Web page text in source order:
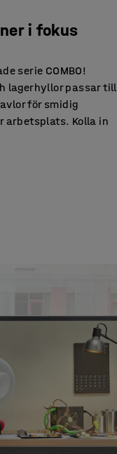
i fokus
serie COMBO!
lagerhyllor passar till
för smidig
arbetsplats. Kolla in